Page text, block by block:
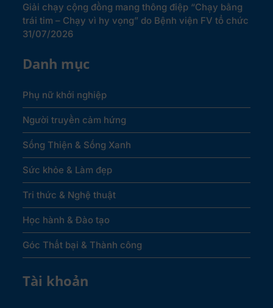
Giải chạy cộng đồng mang thông điệp “Chạy bằng
trái tim – Chạy vì hy vọng” do Bệnh viện FV tổ chức
31/07/2026
Danh mục
Phụ nữ khởi nghiệp
Người truyền cảm hứng
Sống Thiện & Sống Xanh
Sức khỏe & Làm đẹp
Tri thức & Nghệ thuật
Học hành & Đào tạo
Góc Thất bại & Thành công
Tài khoản